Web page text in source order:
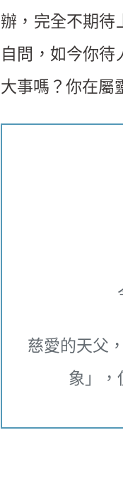
辦，完全不期待
自問，如今你
大事嗎？你在屬
慈愛的天父
象」，